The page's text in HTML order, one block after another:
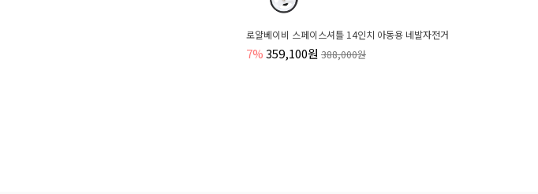
로얄베이비 스페이스셔틀 14인치 아동용 네발자전거
7%359,100원 388,000원